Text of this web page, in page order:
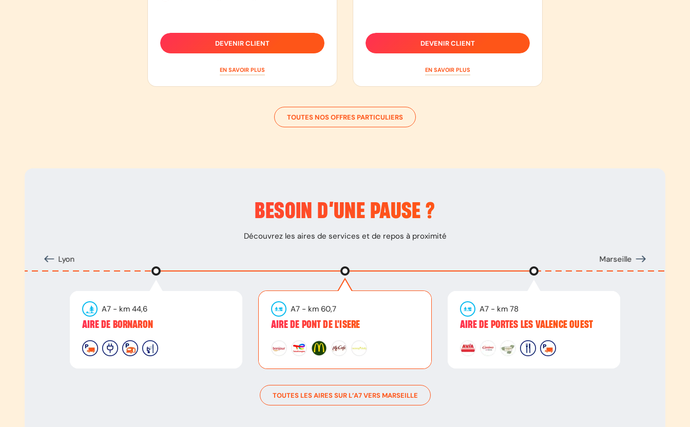
DEVENIR CLIENT
EN SAVOIR PLUS
DEVENIR CLIENT
EN SAVOIR PLUS
TOUTES NOS OFFRES PARTICULIERS
BESOIN D’UNE PAUSE ?
Découvrez les aires de services et de repos à proximité
Lyon Marseille
A7 - km 44,6
AIRE DE BORNARON
A7 - km 60,7
AIRE DE PONT DE L'ISERE
A7 - km 78
AIRE DE PORTES LES VALENCE OUEST
TOUTES LES AIRES SUR L’A7VERS MARSEILLE